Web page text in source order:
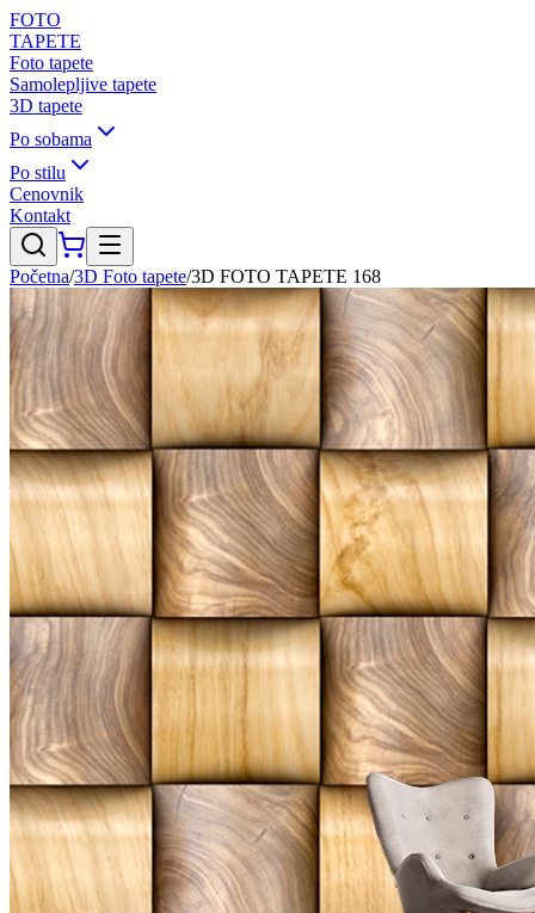
FOTO
TAPETE
Foto tapete
Samolepljive tapete
3D tapete
Po sobama
Po stilu
Cenovnik
Kontakt
Početna/3D Foto tapete/3D FOTO TAPETE 168